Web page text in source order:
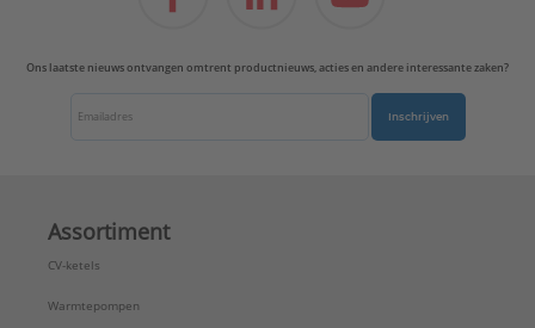
Ons laatste nieuws ontvangen omtrent productnieuws, acties en andere interessante zaken?
Inschrijven
Assortiment
CV-ketels
Warmtepompen